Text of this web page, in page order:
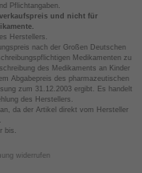
Pflichtangaben.
und nicht für
Herstellers.
nach der Großen Deutschen
Medikamenten zu
des Medikaments an Kinder
Abgabepreis des pharmazeutischen
zum 31.12.2003 ergibt. Es handelt
des Herstellers.
da der Artikel direkt vom Hersteller
bis.
widerrufen